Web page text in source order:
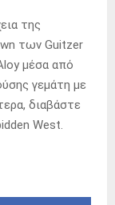
της
των Guitzer
μέσα από
γεμάτη με
διαβάστε
West.